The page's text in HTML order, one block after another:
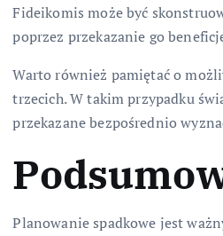
Fideikomis może być
poprzez przekazanie go
Warto również pamiętać o
trzecich. W takim przypadku
przekazane bezpośrednio
Planowanie spadkowe jest